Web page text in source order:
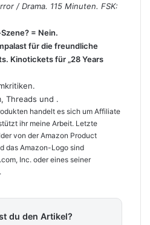
/ Drama. 115 Minuten. FSK:
= Nein.
für die freundliche
Kinotickets für „28 Years
, Threads und .
handelt es sich um Affiliate
ihr meine Arbeit. Letzte
von der Amazon Product
das Amazon-Logo sind
Inc. oder eines seiner
du den Artikel?